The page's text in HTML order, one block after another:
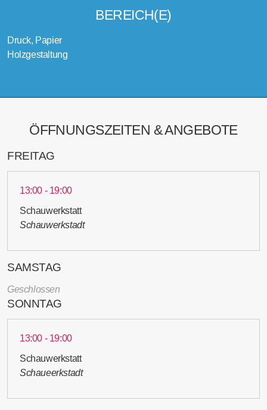
BEREICH(E)
Druck, Papier
Holzgestaltung
ÖFFNUNGSZEITEN & ANGEBOTE
FREITAG
13:00 - 19:00
Schauwerkstatt
Schauwerkstadt
SAMSTAG
Geschlossen
SONNTAG
13:00 - 19:00
Schauwerkstatt
Schaueerkstadt